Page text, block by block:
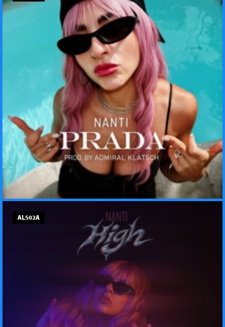
AL502A